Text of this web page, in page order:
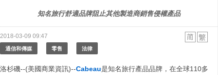
知名旅行舒適品牌阻止其他製造商銷售侵權產品
2018-03-09 09:47
通信和傳媒 零售 法律
洛杉磯--(美國商業資訊)--Cabeau是知名旅行產品品牌，在全球110多